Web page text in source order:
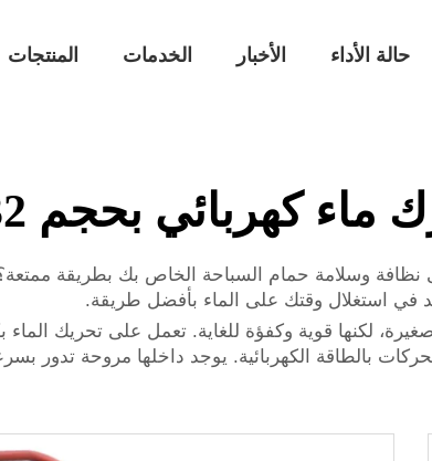
المنتجات الخدمات الأخبار حالة الأداء
كهربائي بحجم 32 بوصة
في استغلال وقتك على الماء بأفضل طريقة.
المحركات الكهربائية للماء بقطر 32 بوصة صغيرة، لكنها قوية وكفؤة
بالطاقة الكهربائية. يوجد داخلها مروحة تدور